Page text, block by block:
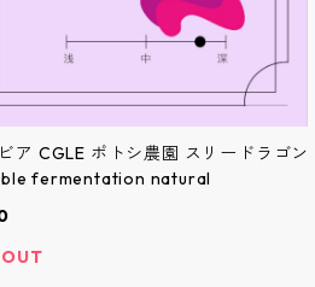
ア CGLE ポトシ農園 スリードラゴン
fermentation natural